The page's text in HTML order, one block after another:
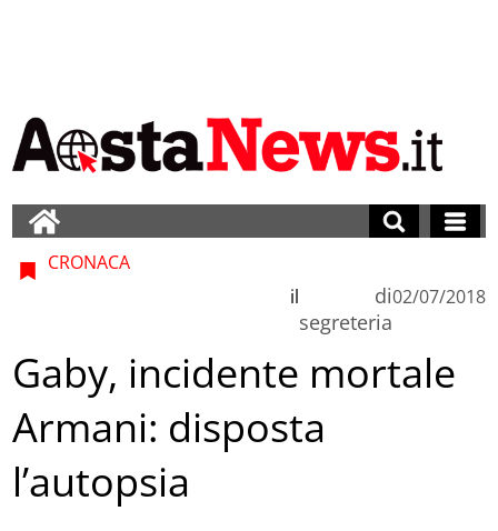
CRONACA
di
segreteria
il 02/07/2018
Gaby, incidente mortale
Armani: disposta
l’autopsia